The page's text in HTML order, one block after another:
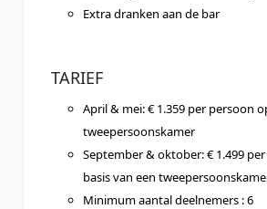
Extra dranken aan de bar
TARIEF
April & mei: € 1.359 per persoon
tweepersoonskamer
September & oktober: € 1.499
basis van een
Minimum aantal deelnemers : 6